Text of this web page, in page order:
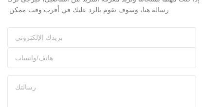
رسالة هنا، وسوف نقوم بالرد عليك في أقرب وقت ممكن.